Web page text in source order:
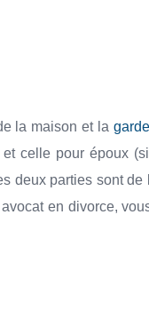
la maison et la
celle pour époux
deux parties sont
en divorce,